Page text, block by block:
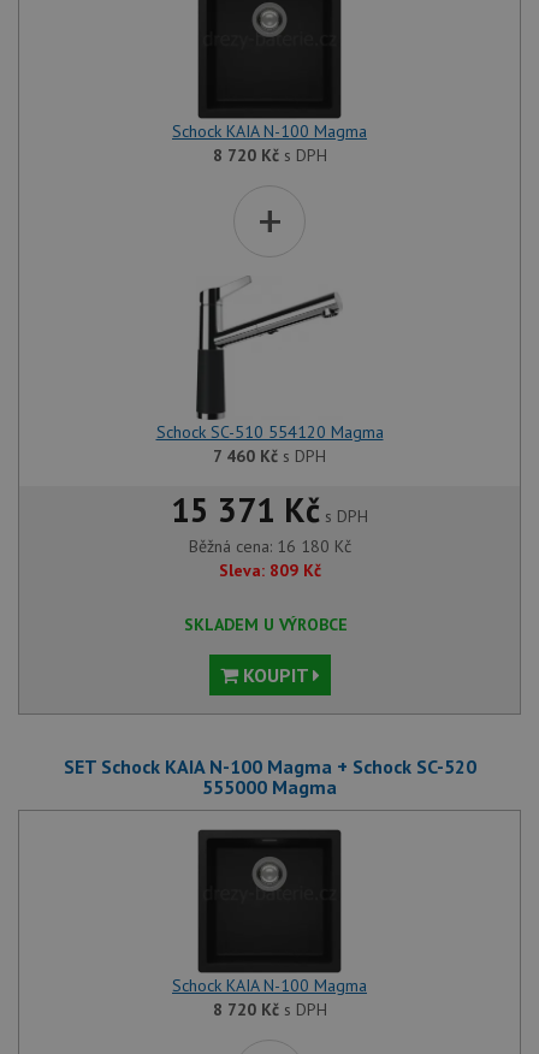
Schock KAIA N-100 Magma
8 720 Kčs DPH
+
Schock SC-510 554120 Magma
7 460 Kč s DPH
15 371 Kč s DPH
Běžná cena: 16 180 Kč
Sleva: 809 Kč
SKLADEM U VÝROBCE
KOUPIT
SET Schock KAIA N-100 Magma + Schock SC-520
555000 Magma
Schock KAIA N-100 Magma
8 720 Kčs DPH